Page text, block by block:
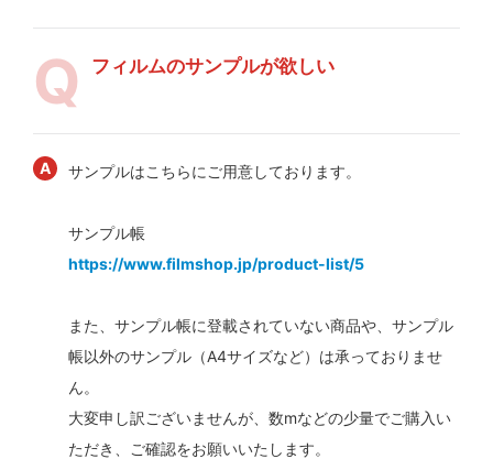
フィルムのサンプルが欲しい
サンプルはこちらにご用意しております。
サンプル帳
https://www.filmshop.jp/product-list/5
また、サンプル帳に登載されていない商品や、サンプル
帳以外のサンプル（A4サイズなど）は承っておりませ
ん。
大変申し訳ございませんが、数mなどの少量でご購入い
ただき、ご確認をお願いいたします。